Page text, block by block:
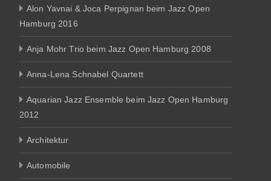
Alon Yavnai & Joca Perpignan beim Jazz Open
Hamburg 2016
Anja Mohr Trio beim Jazz Open Hamburg 2008
Anna-Lena Schnabel Quartett
Aquarian Jazz Ensemble beim Jazz Open Hamburg
2012
Architektur
Automobile